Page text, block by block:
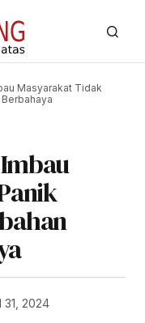
Masyarakat Tidak
31, 2024